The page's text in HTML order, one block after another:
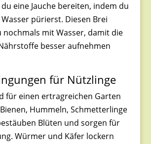
eine Jauche bereiten, indem du
pürierst. Diesen Brei
mit Wasser, damit die
besser aufnehmen
für Nützlinge
für einen ertragreichen Garten
Hummeln, Schmetterlinge
Blüten und sorgen für
Würmer und Käfer lockern